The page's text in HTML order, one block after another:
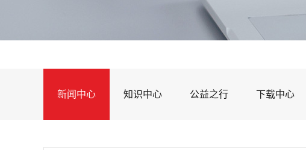
新闻中心 知识中心 公益之行 下载中心